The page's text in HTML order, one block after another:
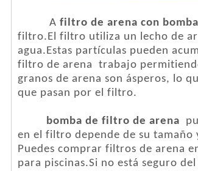
A filtro de arena con bomba
filtro.El filtro utiliza un lecho de
agua.Estas partículas pueden
filtro de arena trabajo
granos de arena son ásperos, lo
que pasan por el filtro.
bomba de filtro de arena
en el filtro depende de su tamaño
Puedes comprar filtros de arena
para piscinas.Si no está seguro